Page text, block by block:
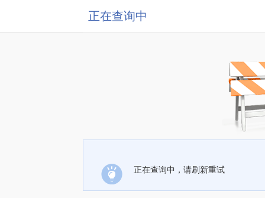
正在查询中
正在查询中，请刷新重试